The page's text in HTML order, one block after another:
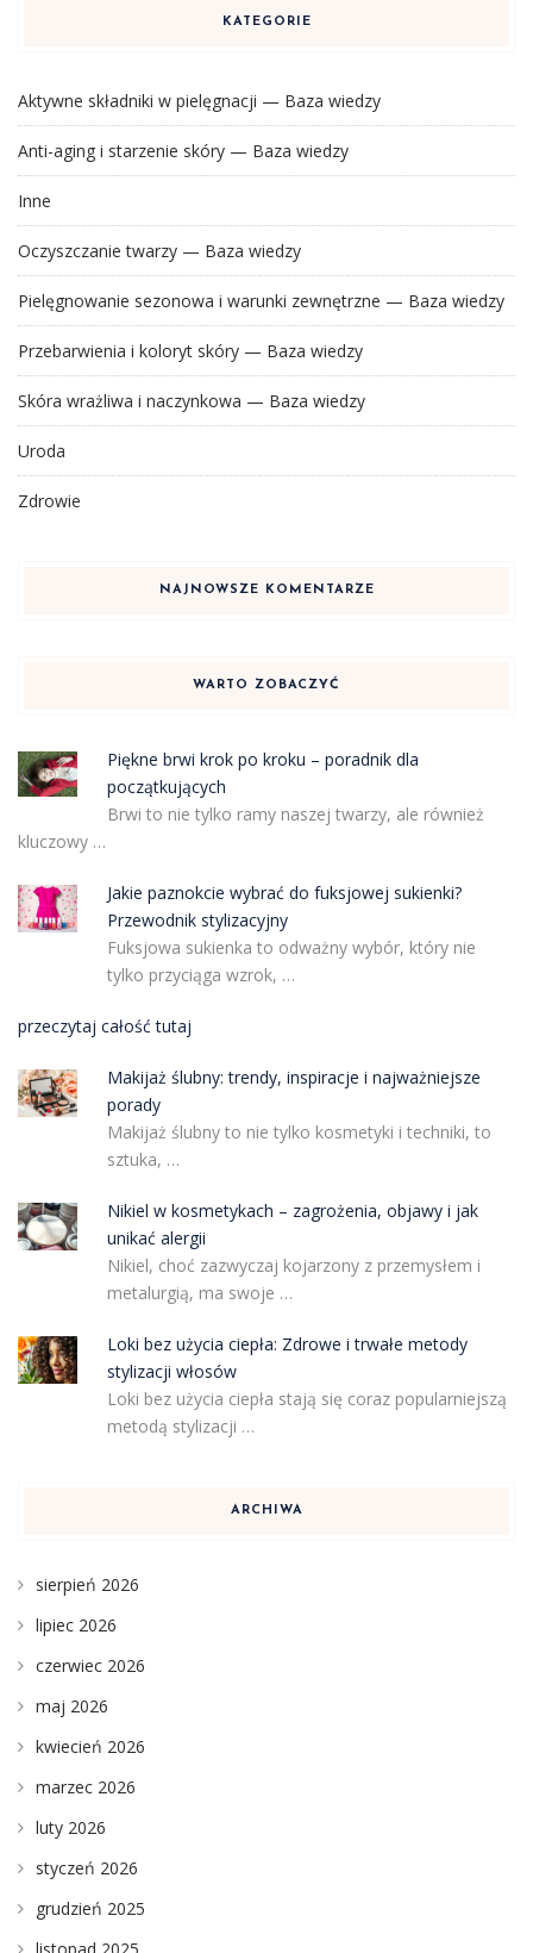
KATEGORIE
Aktywne składniki w pielęgnacji — Baza wiedzy
Anti-aging i starzenie skóry — Baza wiedzy
Inne
Oczyszczanie twarzy — Baza wiedzy
Pielęgnowanie sezonowa i warunki zewnętrzne — Baza wiedzy
Przebarwienia i koloryt skóry — Baza wiedzy
Skóra wrażliwa i naczynkowa — Baza wiedzy
Uroda
Zdrowie
NAJNOWSZE KOMENTARZE
WARTO ZOBACZYĆ
Piękne brwi krok po kroku – poradnik dla
początkujących
Brwi to nie tylko ramy naszej twarzy, ale również
kluczowy …
Jakie paznokcie wybrać do fuksjowej sukienki?
Przewodnik stylizacyjny
Fuksjowa sukienka to odważny wybór, który nie
tylko przyciąga wzrok, …
przeczytaj całość tutaj
Makijaż ślubny: trendy, inspiracje i najważniejsze
porady
Makijaż ślubny to nie tylko kosmetyki i techniki, to
sztuka, …
Nikiel w kosmetykach – zagrożenia, objawy i jak
unikać alergii
Nikiel, choć zazwyczaj kojarzony z przemysłem i
metalurgią, ma swoje …
Loki bez użycia ciepła: Zdrowe i trwałe metody
stylizacji włosów
Loki bez użycia ciepła stają się coraz popularniejszą
metodą stylizacji …
ARCHIWA
sierpień 2026
lipiec 2026
czerwiec 2026
maj 2026
kwiecień 2026
marzec 2026
luty 2026
styczeń 2026
grudzień 2025